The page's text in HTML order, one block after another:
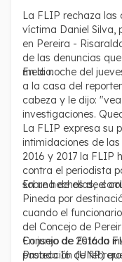
La FLIP rechaza las
víctima Daniel Silva,
en Pereira -
de las denuncias
medio.
En la noche del
a la casa del
cabeza y le dijo:
investigaciones.
La FLIP expresa su
intimidaciones de
2016 y 2017 la FLIP
contra el periodista
sobre hechos de
En una de ellas, el
Pineda por
cuando el
del Concejo de
Consejo de Estado
pasado 16 de
En junio de 2016 la
Protección (UNP)